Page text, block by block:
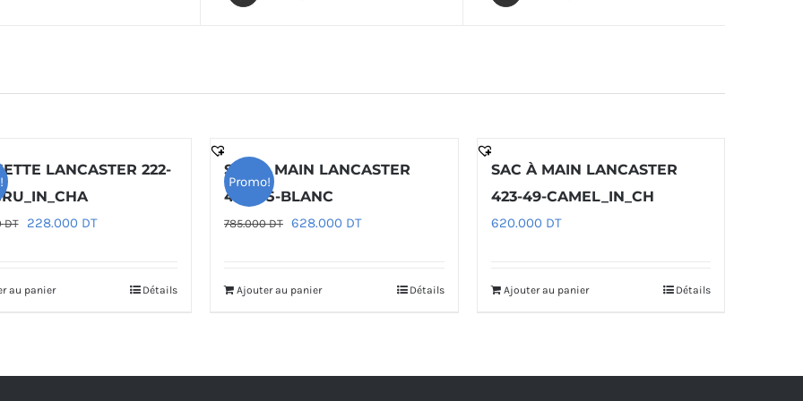
LANCASTER 222-
DT
Le
était :
228.000 DTLe
au panier Détails
Promo!
SAC À MAIN LANCASTER
426-85-BLANC
785.000DT Le
était :
628.000 DTLe
Ajouter au panier Détails
SAC À MAIN LANCASTER
423-49-CAMEL_IN_CH
620.000 DT
Ajouter au panier Détails